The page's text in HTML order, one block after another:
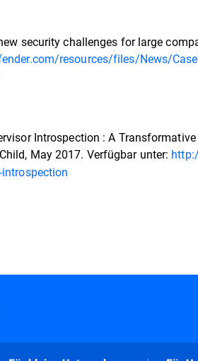
security challenges for large
resources/files/News/
Introspection : A
May 2017. Verfügbar unter: